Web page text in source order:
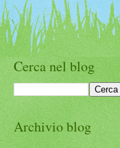
Cerca nel blog
Archivio blog